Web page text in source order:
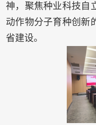
神，聚焦种业科技自
动作物分子育种创新
省建设。